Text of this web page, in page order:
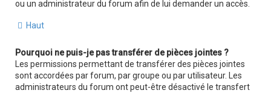
ou un administrateur du forum afin de lui demander un accès.
Haut
Pourquoi ne puis-je pas transférer de pièces jointes ?
Les permissions permettant de transférer des pièces jointes
sont accordées par forum, par groupe ou par utilisateur. Les
administrateurs du forum ont peut-être désactivé le transfert